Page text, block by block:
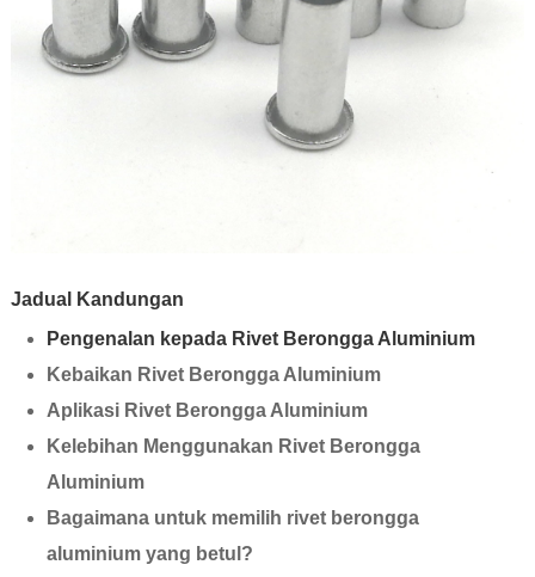
Jadual Kandungan
Pengenalan kepada Rivet Berongga Aluminium
Kebaikan Rivet Berongga Aluminium
Aplikasi Rivet Berongga Aluminium
Kelebihan Menggunakan Rivet Berongga
Aluminium
Bagaimana untuk memilih rivet berongga
aluminium yang betul?